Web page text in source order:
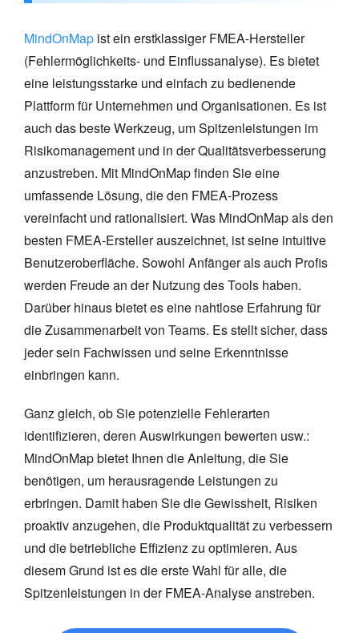
MindOnMap ist ein erstklassiger FMEA-Hersteller
(Fehlermöglichkeits- und Einflussanalyse). Es bietet
eine leistungsstarke und einfach zu bedienende
Plattform für Unternehmen und Organisationen. Es ist
auch das beste Werkzeug, um Spitzenleistungen im
Risikomanagement und in der Qualitätsverbesserung
anzustreben. Mit MindOnMap finden Sie eine
umfassende Lösung, die den FMEA-Prozess
vereinfacht und rationalisiert. Was MindOnMap als den
besten FMEA-Ersteller auszeichnet, ist seine intuitive
Benutzeroberfläche. Sowohl Anfänger als auch Profis
werden Freude an der Nutzung des Tools haben.
Darüber hinaus bietet es eine nahtlose Erfahrung für
die Zusammenarbeit von Teams. Es stellt sicher, dass
jeder sein Fachwissen und seine Erkenntnisse
einbringen kann.
Ganz gleich, ob Sie potenzielle Fehlerarten
identifizieren, deren Auswirkungen bewerten usw.:
MindOnMap bietet Ihnen die Anleitung, die Sie
benötigen, um herausragende Leistungen zu
erbringen. Damit haben Sie die Gewissheit, Risiken
proaktiv anzugehen, die Produktqualität zu verbessern
und die betriebliche Effizienz zu optimieren. Aus
diesem Grund ist es die erste Wahl für alle, die
Spitzenleistungen in der FMEA-Analyse anstreben.